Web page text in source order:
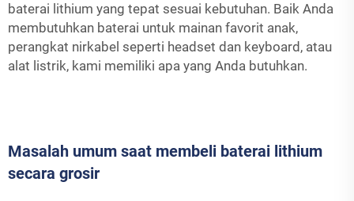
baterai lithium yang tepat sesuai kebutuhan. Baik Anda
membutuhkan baterai untuk mainan favorit anak,
perangkat nirkabel seperti headset dan keyboard, atau
alat listrik, kami memiliki apa yang Anda butuhkan.
Masalah umum saat membeli baterai lithium
secara grosir